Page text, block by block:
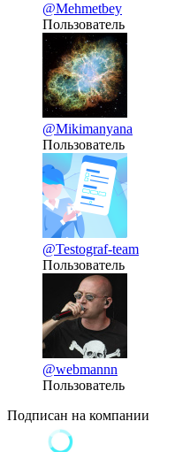
@Mehmetbey
Пользователь
@Mikimanyana
Пользователь
@Testograf-team
Пользователь
@webmannn
Пользователь
Подписан на компании